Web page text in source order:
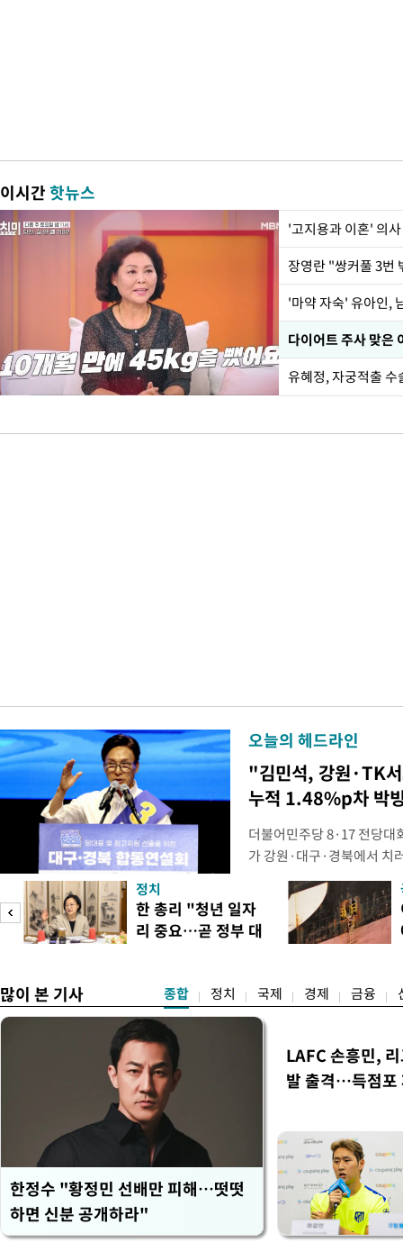
이시간핫뉴스
'고지용과 이혼' 의
'마약 자숙' 유아인,
유혜정, 자궁적출
오늘의 헤드라인
"김민석, 강원·TK
누적 1.48%p차 박
더불어민주당 8·17 전당대
가 강원·대구·경북에서 치
48.54%(1만8977표)를 얻
를 1622표(4.14%p) 차로
·인천 권리당원 투표에서
적 합산(가중치 미반영)에
정치
한 총리 "청년 일자
리 중요…곧 정부 대
많이 본 기사 종합 정치 국제 경제 금융
한정수 "황정민 선배만 피해…떳떳
하면 신분 공개하라"
LAFC 손흥민,
발 출격…득점포